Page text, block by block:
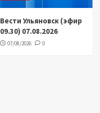
Вести Ульяновск (эфир
09.30) 07.08.2026
07/08/2026 0